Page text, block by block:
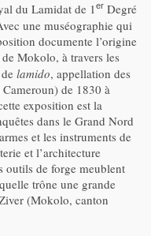
du Lamidat de 1er Degré
une muséographie qui
documente l’origine
Mokolo, à travers les
lamido, appellation des
de 1830 à
exposition est la
dans le Grand Nord
et les instruments de
et l’architecture
outils de forge meublent
trône une grande
(Mokolo, canton